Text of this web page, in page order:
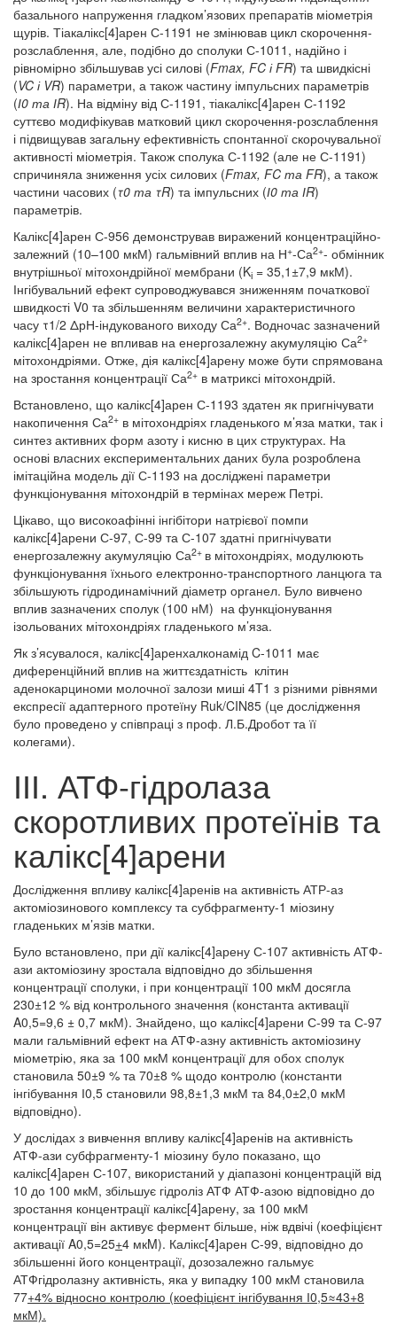
базального напруження гладком’язових препаратів міометрія
щурів. Тіакалікс[4]арен С-1191 не змінював цикл скорочення-
розслаблення, але, подібно до сполуки С-1011, надійно і
рівномірно збільшував усі силові (Fmax, FC і FR) та швидкісні
(VC і VR) параметри, а також частину імпульсних параметрів
(І0 та ІR). На відміну від С-1191, тіакалікс[4]арен С-1192
суттєво модифікував матковий цикл скорочення-розслаблення
і підвищував загальну ефективність спонтанної скорочувальної
активності міометрія. Також сполука С-1192 (але не С-1191)
спричиняла зниження усіх силових (Fmax, FC та FR), а також
частини часових (τ0 та τR) та імпульсних (І0 та ІR)
параметрів.
Калікс[4]арен С-956 демонстрував виражений концентраційно-
залежний (10–100 мкМ) гальмівний вплив на Н+-Са2+- обмінник
внутрішньої мітохондрійної мембрани (Kі = 35,1±7,9 мкМ).
Інгібувальний ефект супроводжувався зниженням початкової
швидкості V0 та збільшенням величини характеристичного
часу τ1/2 ΔрН-індукованого виходу Са2+. Водночас зазначений
калікс[4]арен не впливав на енергозалежну акумуляцію Са2+
мітохондріями. Отже, дія калікс[4]арену може бути спрямована
на зростання концентрації Са2+ в матриксі мітохондрій.
Встановлено, що калікс[4]арен С-1193 здатен як пригнічувати
накопичення Са2+ в мітохондріях гладенького м’яза матки, так і
синтез активних форм азоту і кисню в цих структурах. На
основі власних експериментальних даних була розроблена
імітаційна модель дії С-1193 на досліджені параметри
функціонування мітохондрій в термінах мереж Петрі.
Цікаво, що високоафінні інгібітори натрієвої помпи
калікс[4]арени С-97, С-99 та С-107 здатні пригнічувати
енергозалежну акумуляцію Са2+ в мітохондріях, модулюють
функціонування їхнього електронно-транспортного ланцюга та
збільшують гідродинамічний діаметр органел. Було вивчено
вплив зазначених сполук (100 нМ) на функціонування
ізольованих мітохондріях гладенького м’яза.
Як з’ясувалося, калікс[4]аренхалконамід C-1011 має
диференційний вплив на життєздатність клітин
аденокарциноми молочної залози миші 4T1 з різними рівнями
експресії адаптерного протеїну Ruk/CIN85 (це дослідження
було проведено у співпраці з проф. Л.Б.Дробот та її
колегами).
ІІІ. АТФ-гідролаза
скоротливих протеїнів та
калікс[4]арени
Дослідження впливу калікс[4]аренів на активність АТР-аз
актоміозинового комплексу та субфрагменту-1 міозину
гладеньких м’язів матки.
Було встановлено, при дії калікс[4]арену С-107 активність АТФ-
ази актоміозину зростала відповідно до збільшення
концентрації сполуки, і при концентрації 100 мкМ досягла
230±12 % від контрольного значення (константа активації
A0,5=9,6 ± 0,7 мкМ). Знайдено, що калікс[4]арени С-99 та С-97
мали гальмівний ефект на АТФ-азну активність актоміозину
міометрію, яка за 100 мкМ концентрації для обох сполук
становила 50±9 % та 70±8 % щодо контролю (константи
інгібування І0,5 становили 98,8±1,3 мкМ та 84,0±2,0 мкМ
відповідно).
У дослідах з вивчення впливу калікс[4]аренів на активність
АТФ-ази субфрагменту-1 міозину було показано, що
калікс[4]арен С-107, використаний у діапазоні концентрацій від
10 до 100 мкМ, збільшує гідроліз АТФ АТФ-азою відповідно до
зростання концентрації калікс[4]арену, за 100 мкМ
концентрації він активує фермент більше, ніж вдвічі (коефіцієнт
активації A0,5=25+4 мкM). Калікс[4]арен С-99, відповідно до
збільшенні його концентрації, дозозалежно гальмує
АТФгідролазну активність, яка у випадку 100 мкМ становила
77+4% відносно контролю (коефіцієнт інгібування І0,5≈43+8
мкМ).